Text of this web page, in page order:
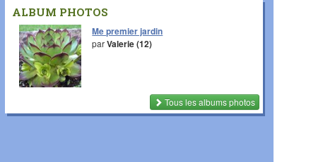
ALBUM PHOTOS
Me premier jardin
parValerie (12)
Tous les albums photos